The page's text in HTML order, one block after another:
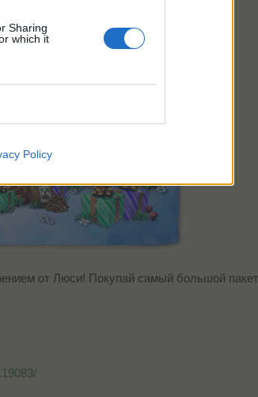
Sharing
which it
Policy
от Люси! Покупай самый большой